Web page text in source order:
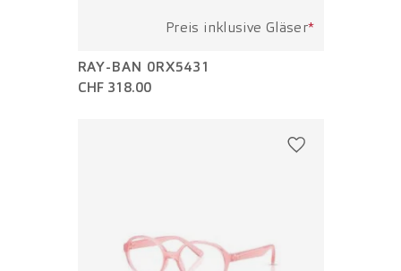
Preis inklusive Gläser*
RAY-BAN 0RX5431
CHF 318.00